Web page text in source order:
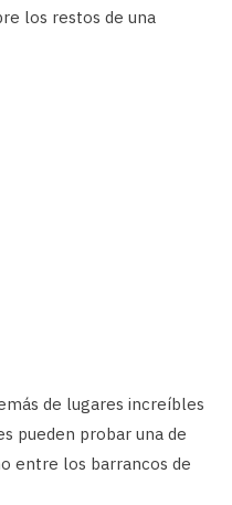
los restos de una
de lugares increíbles
pueden probar una de
entre los barrancos de